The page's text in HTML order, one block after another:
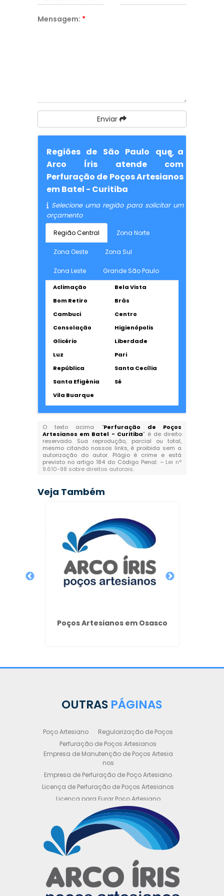
Mensagem: *
Enviar
Regiões de São Paulo que a
Arco Íris atende com
Perfuração de Poços Artesianos
em Batel - Curitiba
Selecione uma região para solicitar um
orçamento
Região Central Zona Norte
Zona Oeste Zona Sul
Zona Leste Grande São Paulo
Aclimação
Bela Vista
Bom Retiro
Brás
Cambuci
Centro
Consolação
Higienópolis
Glicério
Liberdade
Luz
Pari
República
Santa Cecília
Santa Efigênia
Sé
Vila Buarque
O texto acima "Perfuração de Poços
Artesianos em Batel - Curitiba" é de direito
reservado. Sua reprodução, parcial ou total,
mesmo citando nossos links, é proibida sem a
autorização do autor. Plágio é crime e está
previsto no artigo 184 do Código Penal. – Lei n°
9.610-98 sobre direitos autorais.
Veja Também
Poços Artesianos em Osasco
OUTRAS PÁGINAS
Poço Artesiano
Regularização de Poços
Perfuração de Poços Artesianos
Empresa de Manutenção de Poços Artesia
nos
Empresa de Perfuração de Poço Artesiano
Licença de Perfuração de Poços Artesianos
Licença para Furar Poço Artesiano
Licença para Perfuração de Poço Artesiano
Licença para Poço Semi Artesiano
Manutenção de Poço Semi Artesiano
Manutenção Preventiva de Poços Artesiano
Obtenha sua Licença de Perfuração de Poç
o Artesiano
Orçamento de Poço Semi Artesiano